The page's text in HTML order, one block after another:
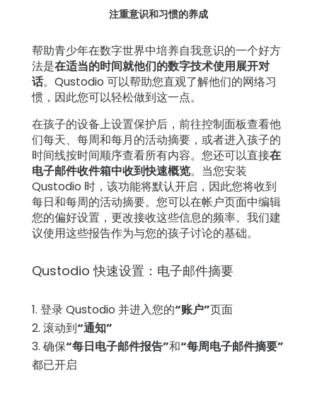
注重意识和习惯的养成
帮助青少年在数字世界中培养自我意识的一个好方
法是在适当的时间就他们的数字技术使用展开对
话。Qustodio 可以帮助您直观了解他们的网络习
惯，因此您可以轻松做到这一点。
在孩子的设备上设置保护后，前往控制面板查看他
们每天、每周和每月的活动摘要，或者进入孩子的
时间线按时间顺序查看所有内容。您还可以直接在
电子邮件收件箱中收到快速概览。当您安装
Qustodio 时，该功能将默认开启，因此您将收到
每日和每周的活动摘要。您可以在帐户页面中编辑
您的偏好设置，更改接收这些信息的频率。我们建
议使用这些报告作为与您的孩子讨论的基础。
Qustodio 快速设置：电子邮件摘要
登录 Qustodio 并进入您的“账户”页面
滚动到“通知”
确保“每日电子邮件报告”和“每周电子邮件摘要”
都已开启